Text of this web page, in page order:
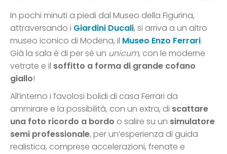
In pochi minuti a piedi dal Museo della Figurina,
attraversando i Giardini Ducali, si arriva a un altro
museo iconico di Modena, il Museo Enzo Ferrari.
Già la sala è di per sé un unicum, con le moderne
vetrate e il soffitto a forma di grande cofano
giallo!
All’interno i favolosi bolidi di casa Ferrari da
ammirare e la possibilità, con un extra, di scattare
una foto ricordo a bordo o salire su un simulatore
semi professionale, per un’esperienza di guida
realistica, comprese accelerazioni, frenate e